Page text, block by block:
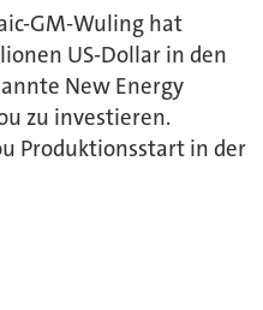
GM-Wuling hat
US-Dollar in den
New Energy
zu investieren.
Produktionsstart in der